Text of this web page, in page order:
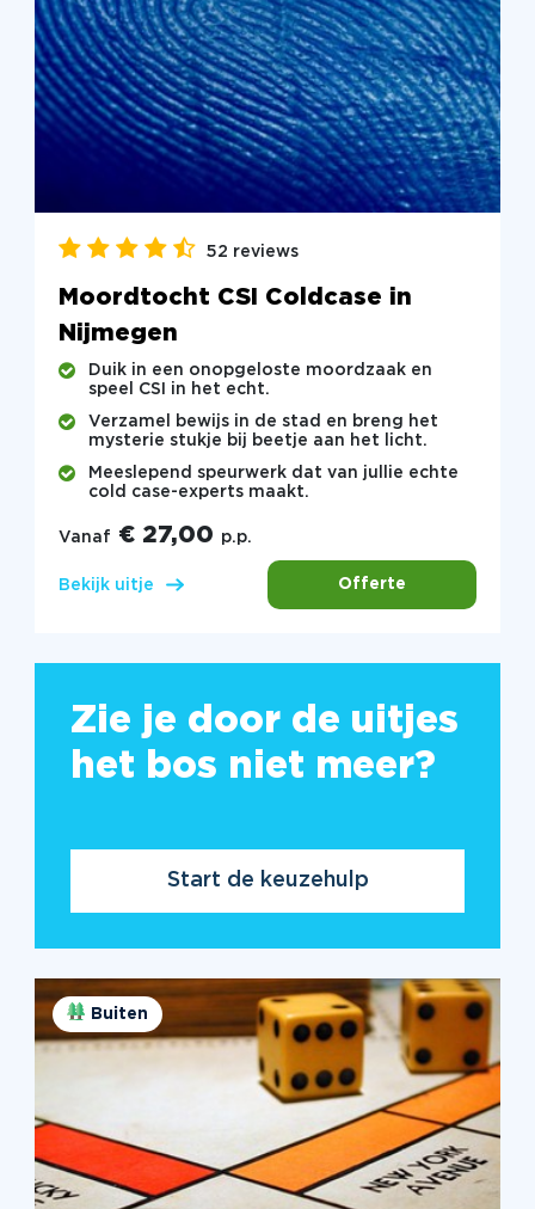
52 reviews
Moordtocht CSI Coldcase in
Nijmegen
Duik in een onopgeloste moordzaak en
speel CSI in het echt.
Verzamel bewijs in de stad en breng het
mysterie stukje bij beetje aan het licht.
Meeslepend speurwerk dat van jullie echte
cold case-experts maakt.
Vanaf € 27,00 p.p.
Bekijk uitje Offerte
Zie je door de uitjes
het bos niet meer?
Start de keuzehulp
Buiten